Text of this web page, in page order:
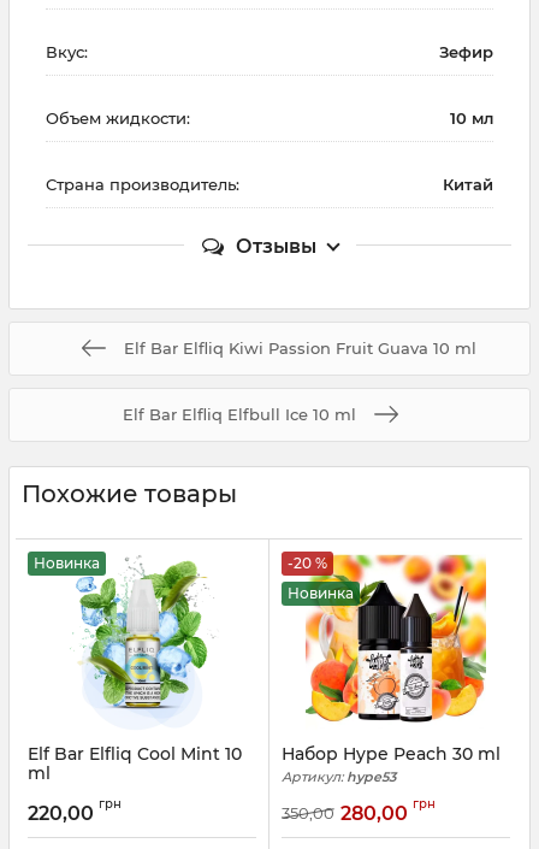
Вкус: Зефир
Объем жидкости: 10 мл
Страна производитель: Китай
Отзывы
Elf Bar Elfliq Kiwi Passion Fruit Guava 10 ml
Elf Bar Elfliq Elfbull Ice 10 ml
Похожие товары
Новинка
Elf Bar Elfliq Cool Mint 10
ml
220,00 грн
-20 %
Новинка
Набор Hype Peach 30 ml
Артикул:hype53
350,00 280,00 грн